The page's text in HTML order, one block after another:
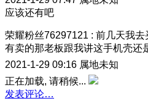
应该还有吧
荣耀粉丝76297121 : 前几天我去
有卖的那老板跟我讲这手机壳还
2021-1-29 09:16 属地未知
正在加载, 请稍候...
发表评论…